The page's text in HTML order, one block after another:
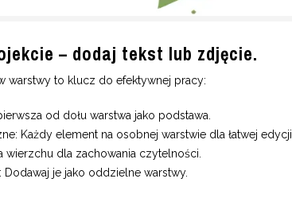
– dodaj tekst lub zdjęcie.
warstwy to klucz do efektywnej pracy:
od dołu warstwa jako podstawa.
Każdy element na osobnej warstwie dla łatwej edycji.
wierzchu dla zachowania czytelności.
Dodawaj je jako oddzielne warstwy.